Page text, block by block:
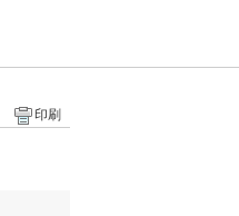
印刷